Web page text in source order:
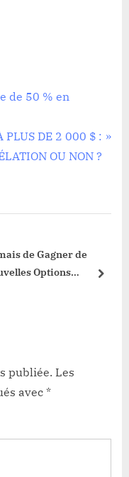
de 50 % en
PLUS DE 2 000 $ :
OU NON ?
de Gagner de
Options
next
publiée. Les
avec *